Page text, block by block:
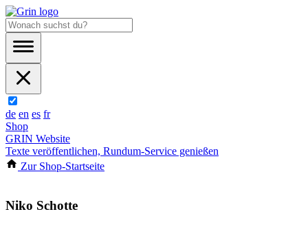
de en es fr
Shop
GRIN Website
Texte veröffentlichen, Rundum-Service genießen
Zur Shop-Startseite
Niko Schotte